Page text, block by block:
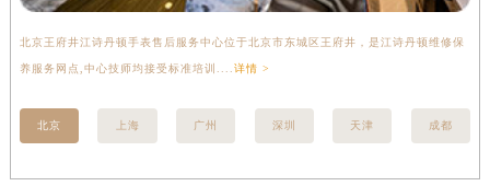
北京王府井江诗丹顿手表售后服务中心位于北京市东城区王府井，是江诗丹顿维修保
养服务网点,中心技师均接受标准培训.... 详情 >
北京 上海 广州 深圳 天津 成都